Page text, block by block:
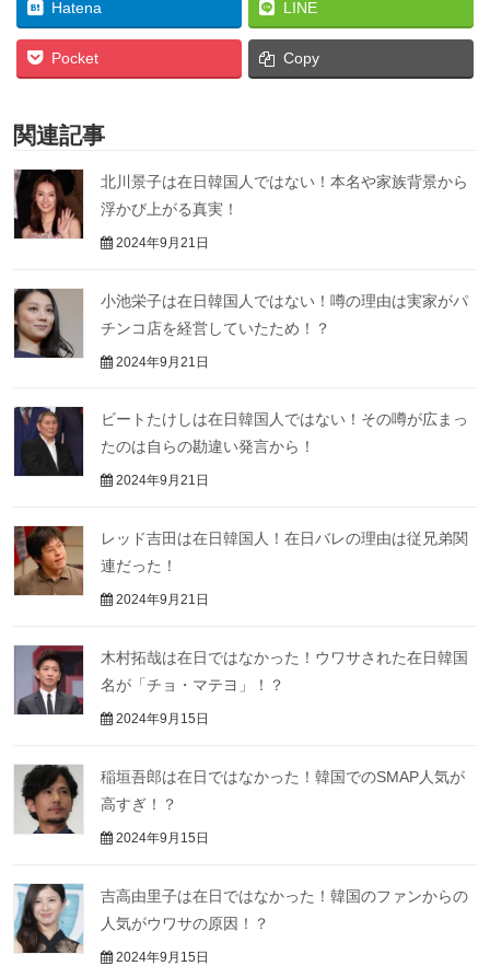
Hatena LINE
Pocket Copy
関連記事
北川景子は在日韓国人ではない！本名や家族背景から
浮かび上がる真実！
2024年9月21日
小池栄子は在日韓国人ではない！噂の理由は実家がパ
チンコ店を経営していたため！？
2024年9月21日
ビートたけしは在日韓国人ではない！その噂が広まっ
たのは自らの勘違い発言から！
2024年9月21日
レッド吉田は在日韓国人！在日バレの理由は従兄弟関
連だった！
2024年9月21日
木村拓哉は在日ではなかった！ウワサされた在日韓国
名が「チョ・マテヨ」！？
2024年9月15日
稲垣吾郎は在日ではなかった！韓国でのSMAP人気が
高すぎ！？
2024年9月15日
吉高由里子は在日ではなかった！韓国のファンからの
人気がウワサの原因！？
2024年9月15日